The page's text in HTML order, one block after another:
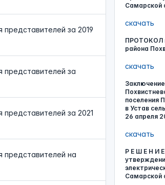
за 2019
представителей за
за 2021
представителей на
Самарской
скачать
ПРОТОКОЛ
района
скачать
поселения
в Устав
26 апреля
скачать
Р Е Ш Е Н И
Самарской